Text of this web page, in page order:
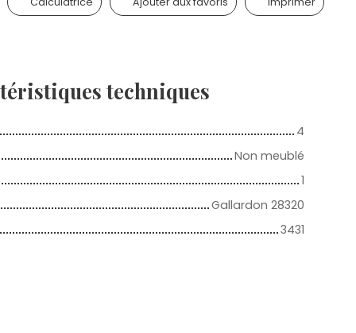
techniques
4
Non meublé
1
Gallardon 28320
3431